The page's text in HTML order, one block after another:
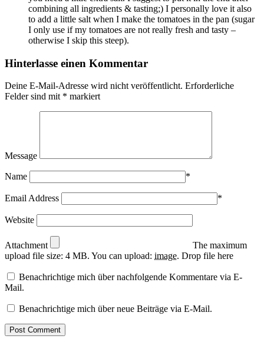
combining all ingredients & tasting;) I personally love it also
to add a little salt when I make the tomatoes in the pan (sugar
I only use if my tomatoes are not really fresh and tasty –
otherwise I skip this steep).
Hinterlasse einen Kommentar
Deine E-Mail-Adresse wird nicht veröffentlicht. Erforderliche
Felder sind mit * markiert
Message
Name *
Email Address *
Website
Attachment
The maximum
upload file size: 4 MB. You can upload: image. Drop file here
Benachrichtige mich über nachfolgende Kommentare via E-
Mail.
Benachrichtige mich über neue Beiträge via E-Mail.